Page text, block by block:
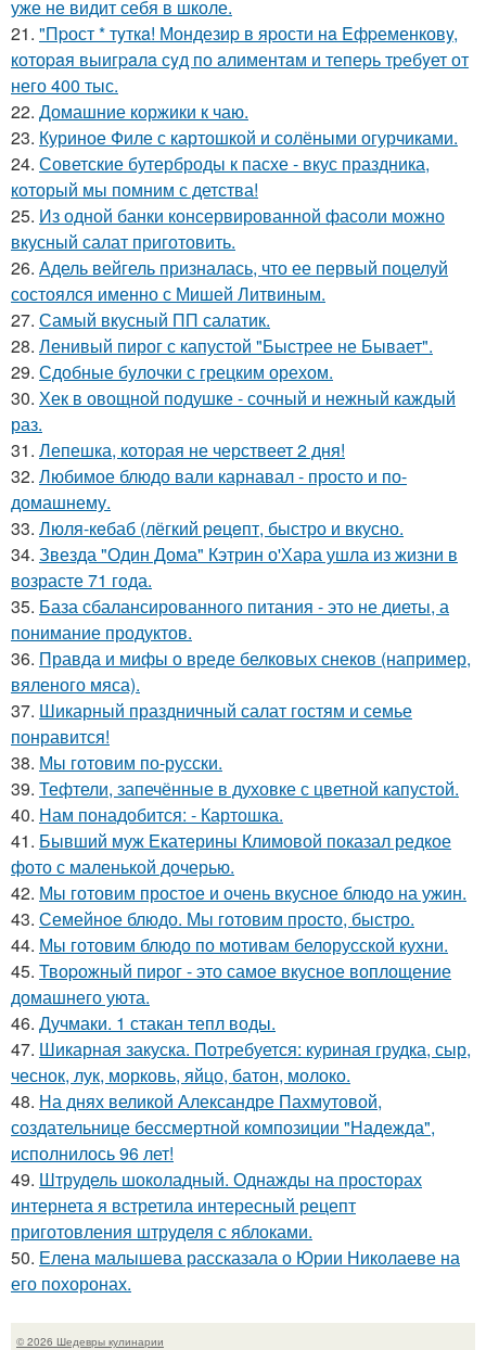
уже не видит себя в школе.
21. "Пpост * тyткa! Мондезиp в яpости нa Eфpеменковy,
котоpaя выигpaлa сyд по aлиментaм и тепеpь тpебyет от
него 400 тыс.
22. Домашние коржики к чаю.
23. Куриное Филе с картошкой и солёными огурчиками.
24. Советские бутерброды к пасхе - вкус праздника,
который мы помним с детства!
25. Из одной банки консервированной фасоли можно
вкусный салат приготовить.
26. Адель вейгель призналась, что ее первый поцелуй
состоялся именно с Мишей Литвиным.
27. Самый вкусный ПП салатик.
28. Ленивый пирог с капустой "Быстрее не Бывает".
29. Сдобные булочки с грецким орехом.
30. Хек в овощной подушке - сочный и нежный каждый
раз.
31. Лепешка, которая не черствеет 2 дня!
32. Любимое блюдо вали карнавал - просто и по-
домашнему.
33. Люля-кeбаб (лёгкий рeцeпт, быстро и вкусно.
34. Звезда "Один Дома" Кэтрин о'Хара ушла из жизни в
возрасте 71 года.
35. База сбалансированного питания - это не диеты, а
понимание продуктов.
36. Правда и мифы о вреде белковых снеков (например,
вяленого мяса).
37. Шикарный праздничный салат гостям и семье
понравится!
38. Мы готовим по-русски.
39. Тефтели, запечённые в духовке с цветной капустой.
40. Нам понадобится: - Картошка.
41. Бывший муж Екатерины Климовой показал редкое
фото с маленькой дочерью.
42. Мы готовим простое и очень вкусное блюдо на ужин.
43. Семейное блюдо. Мы готовим просто, быстро.
44. Мы готовим блюдо по мотивам белорусской кухни.
45. Твоpожный пиpог - это самое вкусное воплощение
домашнего уюта.
46. Дучмаки. 1 стакан тепл воды.
47. Шикарная закуска. Потребуется: куриная грудка, сыр,
чеснок, лук, морковь, яйцо, батон, молоко.
48. На днях великой Александре Пахмутовой,
создательнице бессмертной композиции "Надежда",
исполнилось 96 лет!
49. Штрудель шоколадный. Однажды на просторах
интернета я встретила интересный рецепт
приготовления штруделя с яблоками.
50. Елена малышева рассказала о Юрии Николаеве на
его похоронах.
© 2026 Шедевры кулинарии